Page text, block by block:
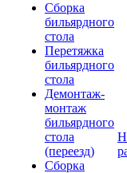
Сборка
бильярдного
стола
Перетяжка
бильярдного
стола
Демонтаж-
монтаж
бильярдного
стола
(переезд)
Сборка